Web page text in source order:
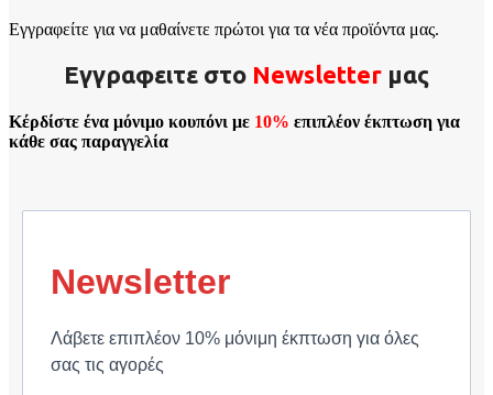
Εγγραφείτε για να μαθαίνετε πρώτοι για τα νέα προϊόντα μας.
Εγγραφειτε στο Νewsletter μας
Κέρδίστε ένα μόνιμο κουπόνι με 10% επιπλέον έκπτωση για
κάθε σας παραγγελία
Newsletter
Λάβετε επιπλέον 10% μόνιμη έκπτωση για όλες
σας τις αγορές